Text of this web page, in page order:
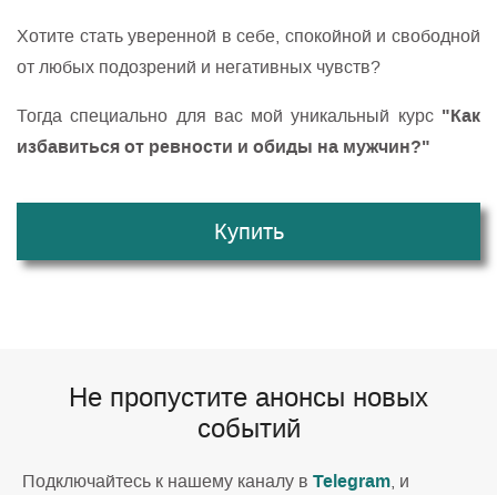
Хотите стать уверенной в себе, спокойной и свободной
от любых подозрений и негативных чувств?
Тогда специально для вас мой уникальный курс "Как
избавиться от ревности и обиды на мужчин?"
Купить
Не пропустите анонсы новых
событий
Подключайтесь к нашему каналу в Telegram, и